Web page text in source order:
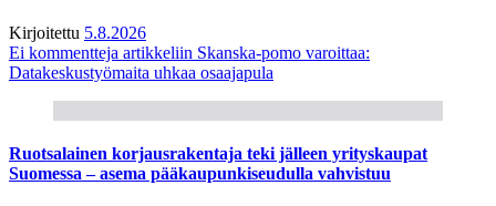
Kirjoitettu 5.8.2026
Ei kommentteja artikkeliin Skanska-pomo varoittaa:
Datakeskustyömaita uhkaa osaajapula
Ruotsalainen korjausrakentaja teki jälleen yrityskaupat
Suomessa – asema pääkaupunkiseudulla vahvistuu